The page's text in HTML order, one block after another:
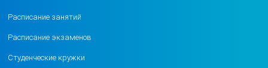
Расписание занятий
Расписание экзаменов
Студенческие кружки